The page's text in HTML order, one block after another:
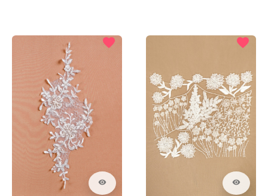
visibility
favorite
visibility
favorite